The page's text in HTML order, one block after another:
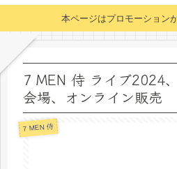
本ページはプロモーション
7 MEN 侍 ライブ2024
会場、オンライン販売
7 MEN 侍